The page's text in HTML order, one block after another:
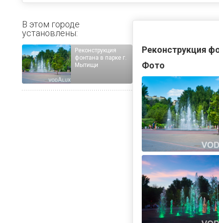
Реконструкция
Фото
В этом городе
установлены:
Реконструкция
фонтана в парке г.
Мытищи